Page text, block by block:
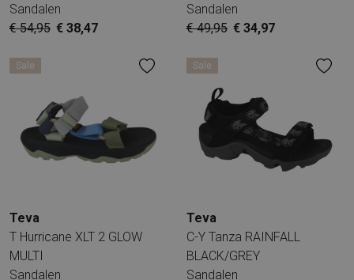
Sandalen
€ 54,95 € 38,47
Sandalen
€ 49,95 € 34,97
Sale
Teva
T Hurricane XLT 2 GLOW
MULTI
Sandalen
Sale
Teva
C-Y Tanza RAINFALL
BLACK/GREY
Sandalen